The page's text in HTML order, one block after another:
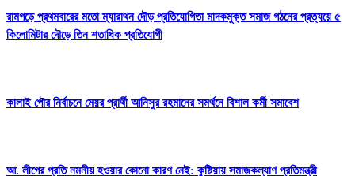
রামগড়ে প্রথমবারের মতো ম্যারাথন দৌড় প্রতিযোগিতা মাদকমুক্ত সমাজ গঠনের প্রত্যয়ে ৫
কিলোমিটার দৌড়ে তিন শতাধিক প্রতিযোগী
কালাই পৌর নির্বাচনে মেয়র প্রার্থী আনিসুর রহমানের সমর্থনে বিশাল কর্মী সমাবেশ
আ. লীগের প্রতি নমনীয় হওয়ার কোনো কারণ নেই: কুষ্টিয়ায় সমাজকল্যাণ প্রতিমন্ত্রী